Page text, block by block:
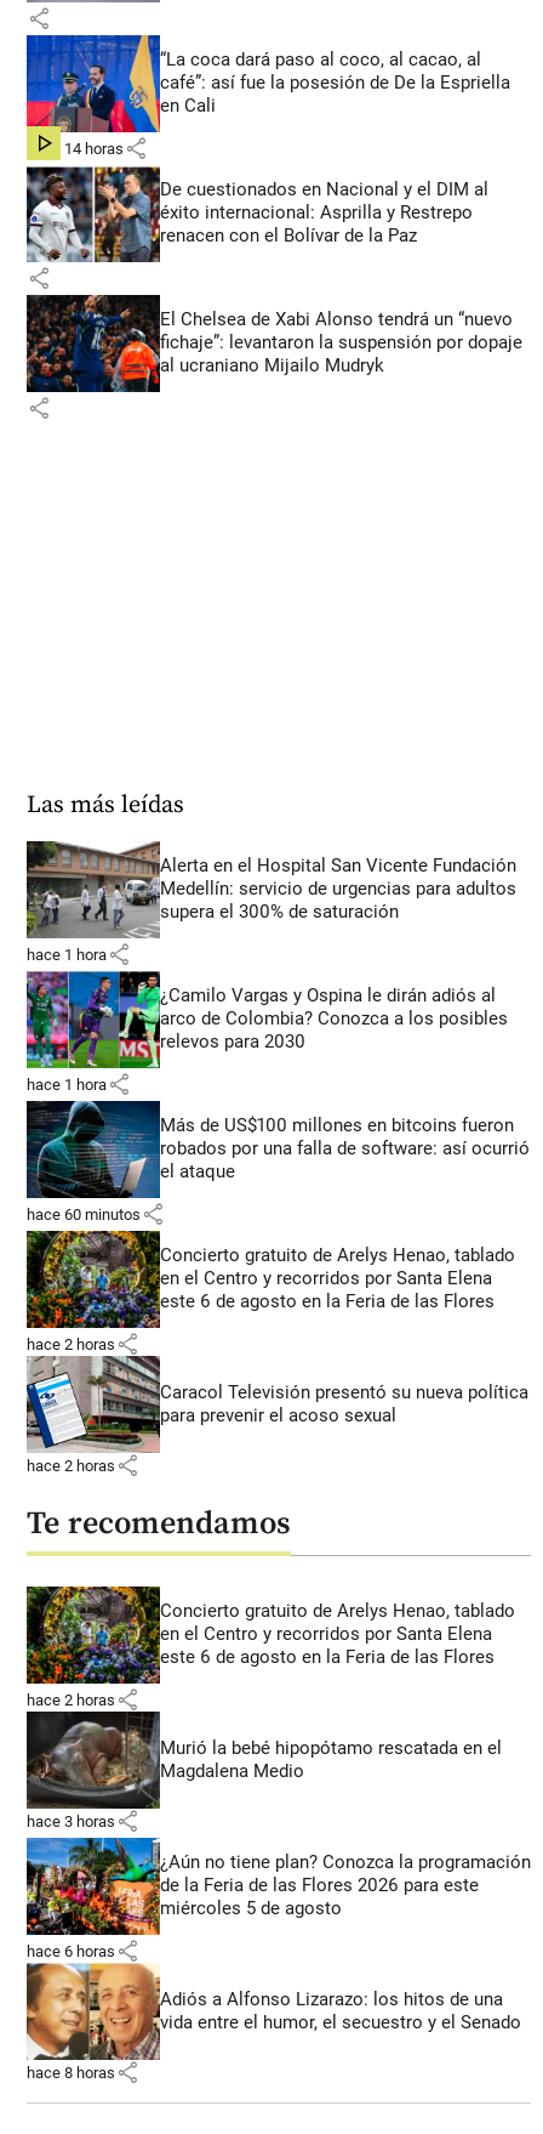
share
“La coca dará paso al coco, al cacao, al
café”: así fue la posesión de De la Espriella
en Cali
hace 14 horas share
De cuestionados en Nacional y el DIM al
éxito internacional: Asprilla y Restrepo
renacen con el Bolívar de la Paz
share
El Chelsea de Xabi Alonso tendrá un “nuevo
fichaje”: levantaron la suspensión por dopaje
al ucraniano Mijailo Mudryk
share
Las más leídas
Alerta en el Hospital San Vicente Fundación
Medellín: servicio de urgencias para adultos
supera el 300% de saturación
hace 1 hora share
¿Camilo Vargas y Ospina le dirán adiós al
arco de Colombia? Conozca a los posibles
relevos para 2030
hace 1 hora share
Más de US$100 millones en bitcoins fueron
robados por una falla de software: así ocurrió
el ataque
hace 60 minutos share
Concierto gratuito de Arelys Henao, tablado
en el Centro y recorridos por Santa Elena
este 6 de agosto en la Feria de las Flores
hace 2 horas share
Caracol Televisión presentó su nueva política
para prevenir el acoso sexual
hace 2 horas share
Te recomendamos
Concierto gratuito de Arelys Henao, tablado
en el Centro y recorridos por Santa Elena
este 6 de agosto en la Feria de las Flores
hace 2 horas share
Murió la bebé hipopótamo rescatada en el
Magdalena Medio
hace 3 horas share
¿Aún no tiene plan? Conozca la programación
de la Feria de las Flores 2026 para este
miércoles 5 de agosto
hace 6 horas share
Adiós a Alfonso Lizarazo: los hitos de una
vida entre el humor, el secuestro y el Senado
hace 8 horas share